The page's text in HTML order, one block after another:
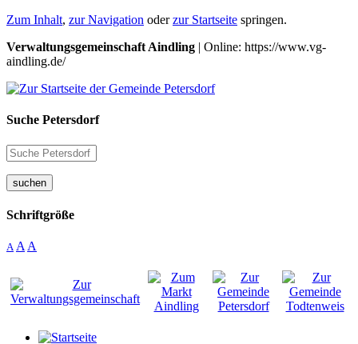
Zum Inhalt, zur Navigation oderzur Startseite springen.
Verwaltungsgemeinschaft Aindling | Online: https://www.vg-
aindling.de/
Suche Petersdorf
suchen
Schriftgröße
A A A